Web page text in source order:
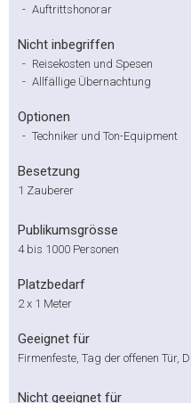
- Auftrittshonorar
Nicht inbegriffen
- Reisekosten und Spesen
- Allfällige Übernachtung
Optionen
- Techniker und Ton-Equipment
Besetzung
1 Zauberer
Publikumsgrösse
4 bis 1000 Personen
Platzbedarf
2 x 1 Meter
Geeignet für
Firmenfeste, Tag der offenen Tür,
Nicht geeignet für